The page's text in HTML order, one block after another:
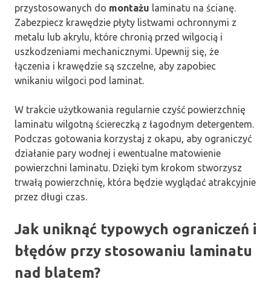
przystosowanych do montażu laminatu na ścianę.
Zabezpiecz krawędzie płyty listwami ochronnymi z
metalu lub akrylu, które chronią przed wilgocią i
uszkodzeniami mechanicznymi. Upewnij się, że
łączenia i krawędzie są szczelne, aby zapobiec
wnikaniu wilgoci pod laminat.
W trakcie użytkowania regularnie czyść powierzchnię
laminatu wilgotną ściereczką z łagodnym detergentem.
Podczas gotowania korzystaj z okapu, aby ograniczyć
działanie pary wodnej i ewentualne matowienie
powierzchni laminatu. Dzięki tym krokom stworzysz
trwałą powierzchnię, która będzie wyglądać atrakcyjnie
przez długi czas.
Jak uniknąć typowych ograniczeń i
błędów przy stosowaniu laminatu
nad blatem?